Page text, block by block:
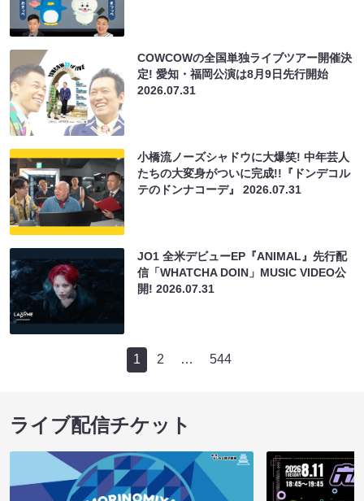
COWCOWの全国単独ライブツアー開催決
定! 愛知・福岡公演は8月9日先行開始
2026.07.31
小橋流ノーズシャドウに大爆笑! 中年芸人
たちの大変身がついに完成!!『ドンデコル
テのドンナコーデ』2026.07.31
JO1 全米デビューEP『ANIMAL』先行配
信「WHATCHA DOIN」MUSIC VIDEO公
開!2026.07.31
1 2 … 544
ライブ配信チケット